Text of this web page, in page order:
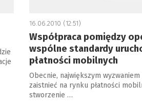
16.06.2010 (12:51)
Współpraca pomiędzy
wspólne standardy
płatności mobilnych
Obecnie, największym
zaistnieć na rynku płatności
stworzenie …